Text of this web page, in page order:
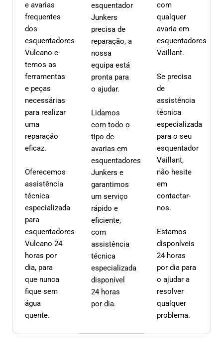
e avarias
frequentes
dos
esquentadores
Vulcano e
temos as
ferramentas
e peças
necessárias
para realizar
uma
reparação
eficaz.
Oferecemos
assistência
técnica
especializada
para
esquentadores
Vulcano 24
horas por
dia, para
que nunca
fique sem
água
quente.
esquentador
Junkers
precisa de
reparação, a
nossa
equipa está
pronta para
o ajudar.
Lidamos
com todo o
tipo de
avarias em
esquentadores
Junkers e
garantimos
um serviço
rápido e
eficiente,
com
assistência
técnica
especializada
disponível
24 horas
por dia.
com
qualquer
avaria em
esquentadores
Vaillant.
Se precisa
de
assistência
técnica
especializada
para o seu
esquentador
Vaillant,
não hesite
em
contactar-
nos.
Estamos
disponíveis
24 horas
por dia para
o ajudar a
resolver
qualquer
problema.